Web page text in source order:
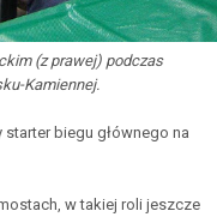
(z prawej) podczas
Kamiennej.
starter biegu głównego na
w takiej roli jeszcze